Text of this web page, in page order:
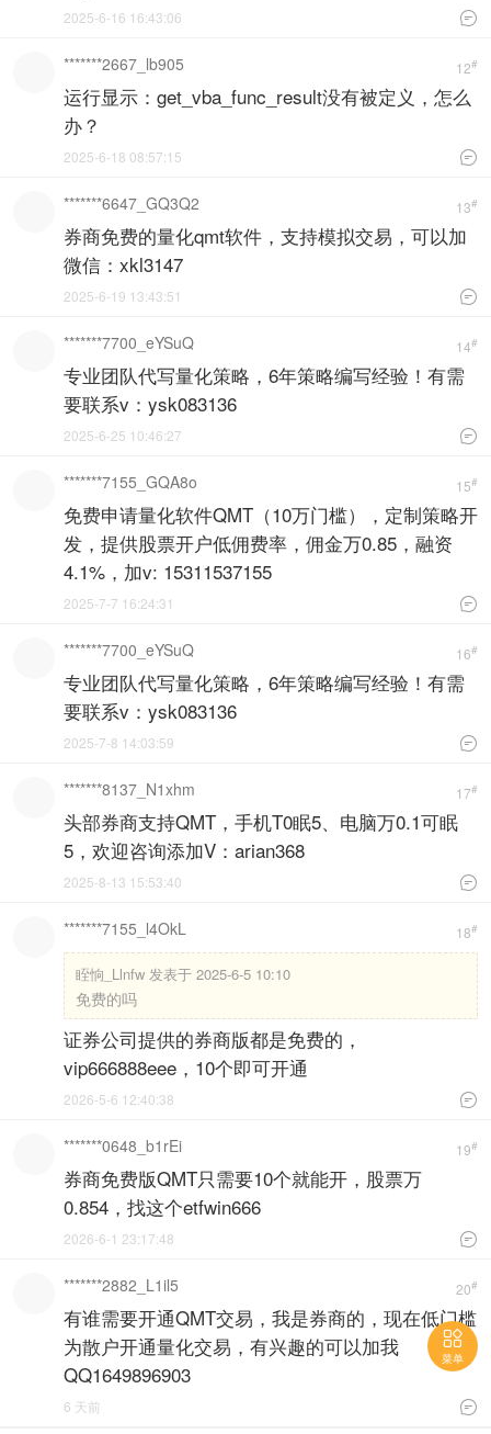

2025-6-16 16:43:06
12#
*******2667_lb905
运行显示：get_vba_func_result没有被定义，怎么
办？

2025-6-18 08:57:15
13#
*******6647_GQ3Q2
券商免费的量化qmt软件，支持模拟交易，可以加
微信：xkl3147

2025-6-19 13:43:51
14#
*******7700_eYSuQ
专业团队代写量化策略，6年策略编写经验！有需
要联系v：ysk083136

2025-6-25 10:46:27
15#
*******7155_GQA8o
免费申请量化软件QMT（10万门槛），定制策略开
发，提供股票开户低佣费率，佣金万0.85，融资
4.1%，加v: 15311537155

2025-7-7 16:24:31
16#
*******7700_eYSuQ
专业团队代写量化策略，6年策略编写经验！有需
要联系v：ysk083136

2025-7-8 14:03:59
17#
*******8137_N1xhm
头部券商支持QMT，手机T0眠5、电脑万0.1可眠
5，欢迎咨询添加V：arian368

2025-8-13 15:53:40
18#
*******7155_l4OkL
眰恦_Llnfw 发表于 2025-6-5 10:10
免费的吗
证券公司提供的券商版都是免费的，
vip666888eee，10个即可开通

2026-5-6 12:40:38
19#
*******0648_b1rEi
券商免费版QMT只需要10个就能开，股票万
0.854，找这个etfwin666

2026-6-1 23:17:48
20#
*******2882_L1il5
有谁需要开通QMT交易，我是券商的，现在低门槛
为散户开通量化交易，有兴趣的可以加我
QQ1649896903

6 天前

菜单